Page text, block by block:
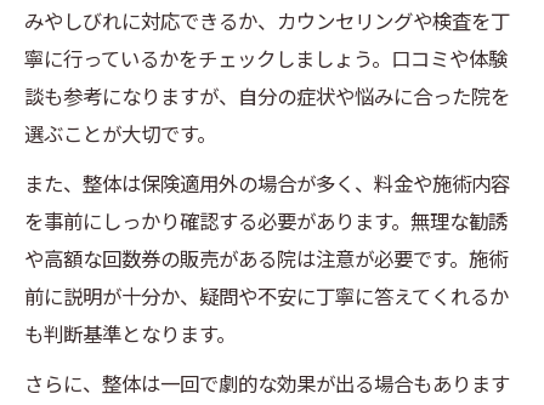
みやしびれに対応できるか、カウンセリングや検査を丁
寧に行っているかをチェックしましょう。口コミや体験
談も参考になりますが、自分の症状や悩みに合った院を
選ぶことが大切です。
また、整体は保険適用外の場合が多く、料金や施術内容
を事前にしっかり確認する必要があります。無理な勧誘
や高額な回数券の販売がある院は注意が必要です。施術
前に説明が十分か、疑問や不安に丁寧に答えてくれるか
も判断基準となります。
さらに、整体は一回で劇的な効果が出る場合もあります